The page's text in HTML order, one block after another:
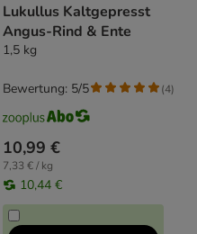
Lukullus Kaltgepresst
Angus-Rind & Ente
1,5 kg
10,99 €
7,33 € / kg
10,44 €
Bewertung: 5/5 (4)